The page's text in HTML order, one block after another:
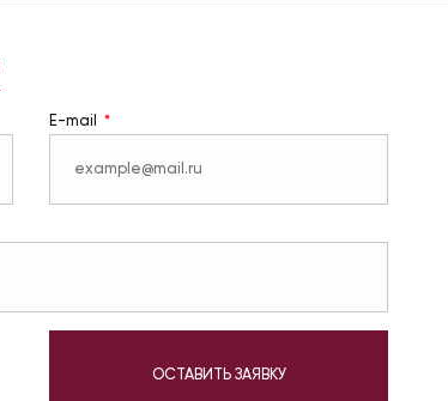
E-mail
ОСТАВИТЬ ЗАЯВКУ